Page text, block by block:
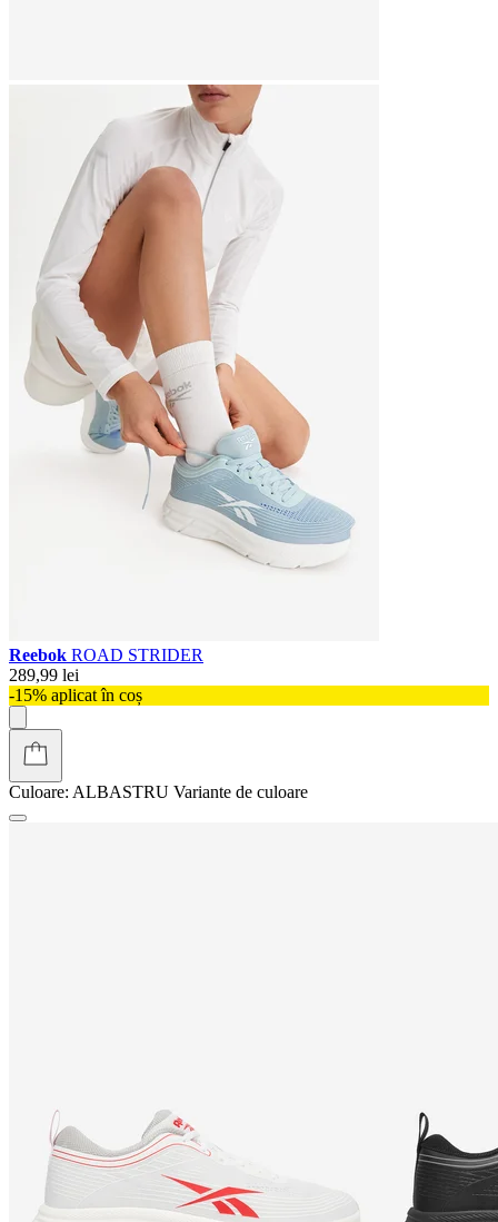
Reebok ROAD STRIDER
289,99 lei
-15% aplicat în coș
Culoare: ALBASTRU Variante de culoare